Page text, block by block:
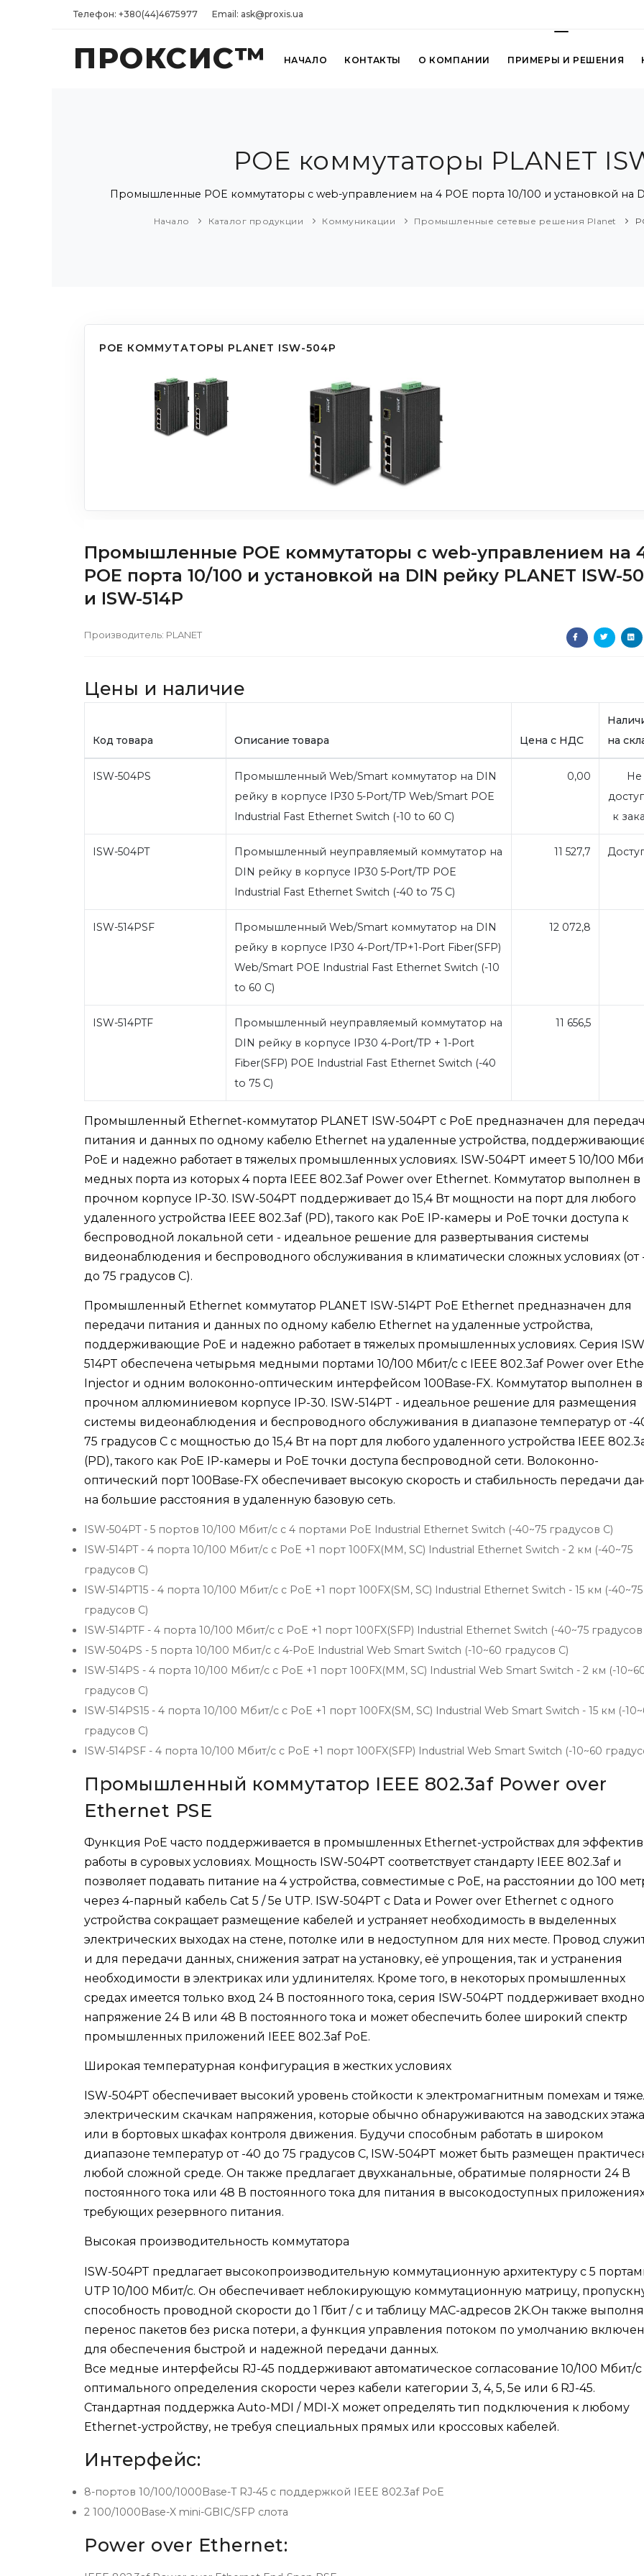
Телефон: +380(44)4675977 Email: ask@proxis.ua
ПРОКСИС™ НАЧАЛО КОНТАКТЫ О КОМПАНИИ ПРИМЕРЫ И РЕШЕНИЯ
POE коммутаторы PLANET
Промышленные POE коммутаторы с web-управлением на 4 POE порта 10/100 и установкой на
Начало Каталог продукции Коммуникации Промышленные сетевые решения Planet
POE КОММУТАТОРЫ PLANET ISW-504P
Промышленные POE коммутаторы с web-управлением на
POE порта 10/100 и установкой на DIN рейку PLANET ISW-
и ISW-514P
Производитель: PLANET
Цены и наличие
Код товара Описание товара Цена с НДС
на
ISW-504PS
Промышленный Web/Smart коммутатор на DIN
рейку в корпусе IP30 5-Port/TP Web/Smart POE
Industrial Fast Ethernet Switch (-10 to 60 C)
0,00
Не
к
ISW-504PT
Промышленный неуправляемый коммутатор на
DIN рейку в корпусе IP30 5-Port/TP POE
Industrial Fast Ethernet Switch (-40 to 75 C)
11 527,7
ISW-514PSF
Промышленный Web/Smart коммутатор на DIN
рейку в корпусе IP30 4-Port/TP+1-Port Fiber(SFP)
Web/Smart POE Industrial Fast Ethernet Switch (-10
to 60 C)
12 072,8
ISW-514PTF
Промышленный неуправляемый коммутатор на
DIN рейку в корпусе IP30 4-Port/TP + 1-Port
Fiber(SFP) POE Industrial Fast Ethernet Switch (-40
to 75 C)
11 656,5
Промышленный Ethernet-коммутатор PLANET ISW-504PT с PoE предназначен для
питания и данных по одному кабелю Ethernet на удаленные устройства,
PoE и надежно работает в тяжелых промышленных условиях. ISW-504PT имеет 5 10/100
медных порта из которых 4 порта IEEE 802.3af Power over Ethernet. Коммутатор выполнен в
прочном корпусе IP-30. ISW-504PT поддерживает до 15,4 Вт мощности на порт для любого
удаленного устройства IEEE 802.3af (PD), такого как PoE IP-камеры и PoE точки доступа к
беспроводной локальной сети - идеальное решение для развертывания системы
видеонаблюдения и беспроводного обслуживания в климатически сложных условиях (от
до 75 градусов C).
Промышленный Ethernet коммутатор PLANET ISW-514PT PoE Ethernet предназначен для
передачи питания и данных по одному кабелю Ethernet на удаленные устройства,
поддерживающие PoE и надежно работает в тяжелых промышленных условиях. Серия
514PT обеспечена четырьмя медными портами 10/100 Мбит/с с IEEE 802.3af Power over
Injector и одним волоконно-оптическим интерфейсом 100Base-FX. Коммутатор выполнен в
прочном аллюминиевом корпусе IP-30. ISW-514PT - идеальное решение для размещения
системы видеонаблюдения и беспроводного обслуживания в диапазоне температур от -
75 градусов C с мощностью до 15,4 Вт на порт для любого удаленного устройства IEEE
(PD), такого как PoE IP-камеры и PoE точки доступа беспроводной сети. Волоконно-
оптический порт 100Base-FX обеспечивает высокую скорость и стабильность передачи
на большие расстояния в удаленную базовую сеть.
ISW-504PT - 5 портов 10/100 Мбит/с с 4 портами PoE Industrial Ethernet Switch (-40~75 градусов C)
ISW-514PT - 4 порта 10/100 Мбит/с с PoE +1 порт 100FX(MM, SC) Industrial Ethernet Switch - 2 км (-40~75
градусов C)
ISW-514PT15 - 4 порта 10/100 Мбит/с с PoE +1 порт 100FX(SM, SC) Industrial Ethernet Switch - 15 км (-40~75
градусов C)
ISW-514PTF - 4 порта 10/100 Мбит/с с PoE +1 порт 100FX(SFP) Industrial Ethernet Switch (-40~75 градусов
ISW-504PS - 5 порта 10/100 Мбит/с с 4-PoE Industrial Web Smart Switch (-10~60 градусов C)
ISW-514PS - 4 порта 10/100 Мбит/с с PoE +1 порт 100FX(MM, SC) Industrial Web Smart Switch - 2 км (-
градусов C)
ISW-514PS15 - 4 порта 10/100 Мбит/с с PoE +1 порт 100FX(SM, SC) Industrial Web Smart Switch - 15 км (-
градусов C)
ISW-514PSF - 4 порта 10/100 Мбит/с с PoE +1 порт 100FX(SFP) Industrial Web Smart Switch (-10~60
Промышленный коммутатор IEEE 802.3af Power over
Ethernet PSE
Функция PoE часто поддерживается в промышленных Ethernet-устройствах для
работы в суровых условиях. Мощность ISW-504PT соответствует стандарту IEEE 802.3af и
позволяет подавать питание на 4 устройства, совместимые с PoE, на расстоянии до 100
через 4-парный кабель Cat 5 / 5e UTP. ISW-504PT с Data и Power over Ethernet с одного
устройства сокращает размещение кабелей и устраняет необходимость в выделенных
электрических выходах на стене, потолке или в недоступном для них месте. Провод
и для передачи данных, снижения затрат на установку, её упрощения, так и устранения
необходимости в электриках или удлинителях. Кроме того, в некоторых промышленных
средах имеется только вход 24 В постоянного тока, серия ISW-504PT поддерживает
напряжение 24 В или 48 В постоянного тока и может обеспечить более широкий спектр
промышленных приложений IEEE 802.3af PoE.
Широкая температурная конфигурация в жестких условиях
ISW-504PT обеспечивает высокий уровень стойкости к электромагнитным помехам и
электрическим скачкам напряжения, которые обычно обнаруживаются на заводских
или в бортовых шкафах контроля движения. Будучи способным работать в широком
диапазоне температур от -40 до 75 градусов C, ISW-504PT может быть размещен
любой сложной среде. Он также предлагает двухканальные, обратимые полярности 24 В
постоянного тока или 48 В постоянного тока для питания в высокодоступных
требующих резервного питания.
Высокая производительность коммутатора
ISW-504PT предлагает высокопроизводительную коммутационную архитектуру с 5
UTP 10/100 Мбит/с. Он обеспечивает неблокирующую коммутационную матрицу,
способность проводной скорости до 1 Гбит / с и таблицу MAC-адресов 2K.Он также
перенос пакетов без риска потери, а функция управления потоком по умолчанию
для обеспечения быстрой и надежной передачи данных.
Все медные интерфейсы RJ-45 поддерживают автоматическое согласование 10/100 Мбит/с
оптимального определения скорости через кабели категории 3, 4, 5, 5е или 6 RJ-45.
Стандартная поддержка Auto-MDI / MDI-X может определять тип подключения к любому
Ethernet-устройству, не требуя специальных прямых или кроссовых кабелей.
Интерфейс:
8-портов 10/100/1000Base-T RJ-45 с поддержкой IEEE 802.3af PoE
2 100/1000Base-X mini-GBIC/SFP слота
Power over Ethernet: